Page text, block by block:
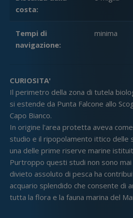
costa:
Tempi di
navigazione:
minima
CURIOSITA'
Il perimetro della zona di tutela
si estende da Punta Falcone allo
Capo Bianco.
In origine l'area protetta aveva
studio e il ripopolamento ittico delle
una delle prime riserve marine
Purtroppo questi studi non sono
divieto assoluto di pesca ha
acquario splendido che consente di
tutta la flora e la fauna marina del